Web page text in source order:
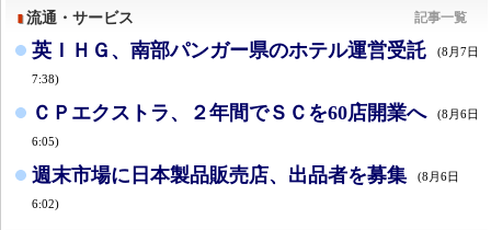
流通・サービス 記事一覧
英ＩＨＧ、南部パンガー県のホテル運営受託 (8月7日
7:38)
ＣＰエクストラ、２年間でＳＣを60店開業へ (8月6日
6:05)
週末市場に日本製品販売店、出品者を募集 (8月6日
6:02)